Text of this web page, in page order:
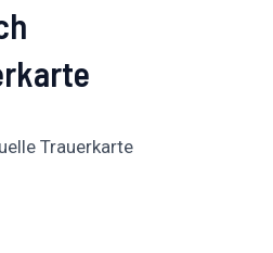
Trauerkarte